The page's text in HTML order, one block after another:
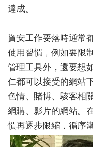
達成。
資安工作要落時通常
使用習慣，例如要限
管理工具外，還要想
仁都可以接受的網站
色情、賭博、駭客相
網購、影片的網站。
慣再逐步限縮，循序